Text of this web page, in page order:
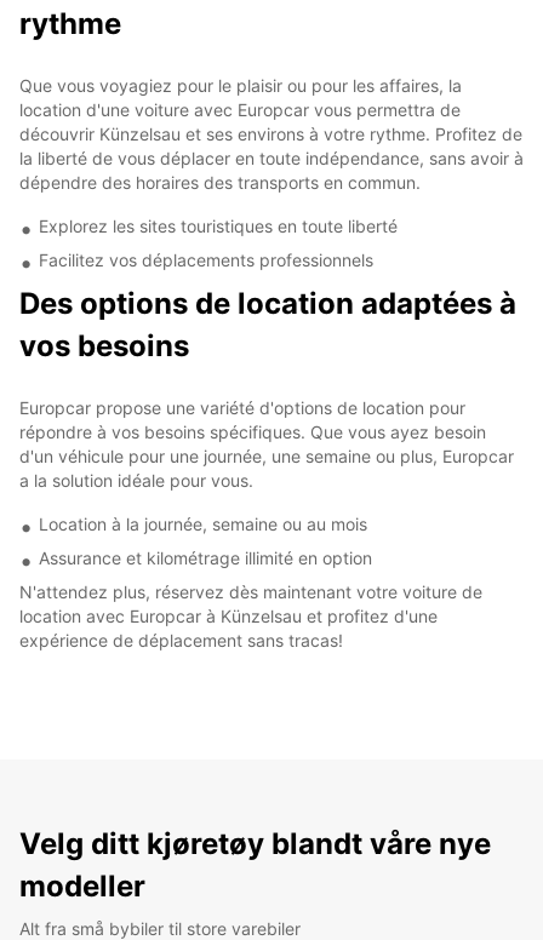
rythme
Que vous voyagiez pour le plaisir ou pour les affaires, la
location d'une voiture avec Europcar vous permettra de
découvrir Künzelsau et ses environs à votre rythme. Profitez de
la liberté de vous déplacer en toute indépendance, sans avoir à
dépendre des horaires des transports en commun.
Explorez les sites touristiques en toute liberté
Facilitez vos déplacements professionnels
Des options de location adaptées à
vos besoins
Europcar propose une variété d'options de location pour
répondre à vos besoins spécifiques. Que vous ayez besoin
d'un véhicule pour une journée, une semaine ou plus, Europcar
a la solution idéale pour vous.
Location à la journée, semaine ou au mois
Assurance et kilométrage illimité en option
N'attendez plus, réservez dès maintenant votre voiture de
location avec Europcar à Künzelsau et profitez d'une
expérience de déplacement sans tracas!
Velg ditt kjøretøy blandt våre nye
modeller
Alt fra små bybiler til store varebiler